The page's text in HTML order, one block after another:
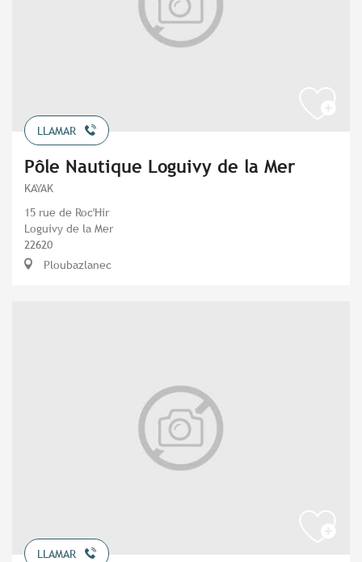
LLAMAR
Pôle Nautique Loguivy de la Mer
KAYAK
15 rue de Roc'Hir
Loguivy de la Mer
22620
Ploubazlanec
LLAMAR